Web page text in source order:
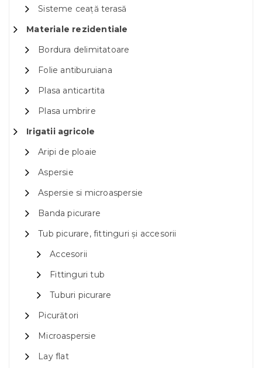
Sisteme ceață terasă
Materiale rezidentiale
Bordura delimitatoare
Folie antiburuiana
Plasa anticartita
Plasa umbrire
Irigatii agricole
Aripi de ploaie
Aspersie
Aspersie si microaspersie
Banda picurare
Tub picurare, fittinguri și accesorii
Accesorii
Fittinguri tub
Tuburi picurare
Picurători
Microaspersie
Lay flat